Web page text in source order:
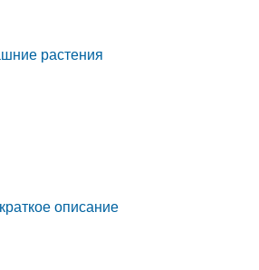
растения
описание